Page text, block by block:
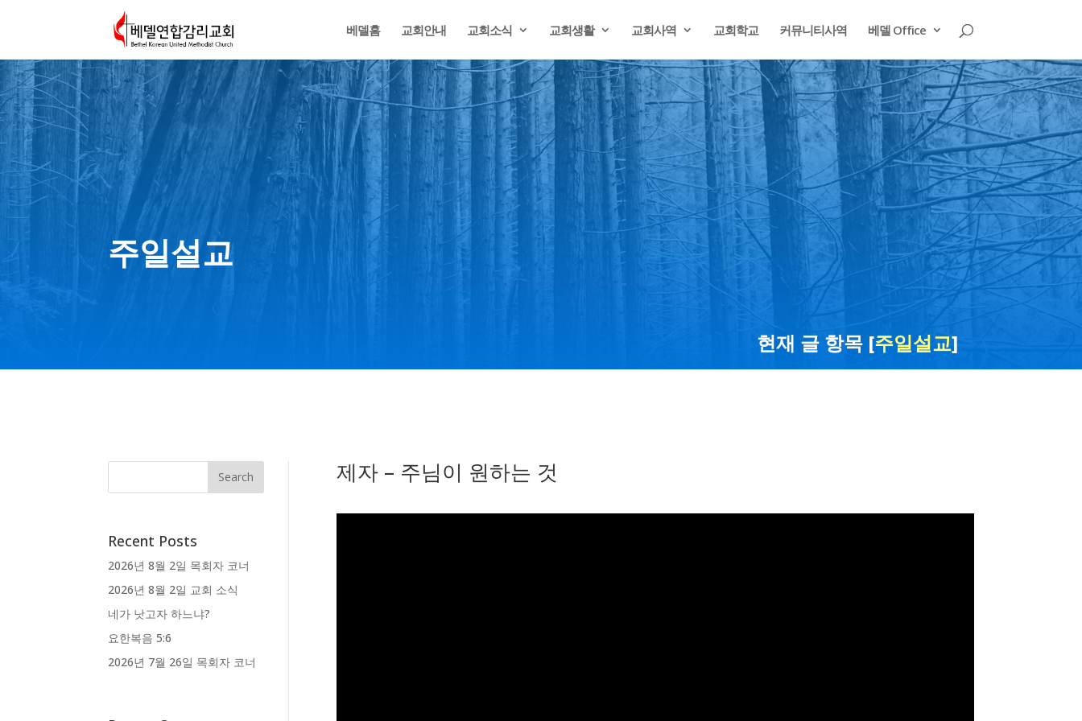
베델홈 교회안내 교회소식 교회생활 교회사역 교회학교 커뮤니티사역 베델 Office
주일설교
현재 글 항목 [주일설교]
Recent Posts
2026년 8월 2일 목회자 코너
2026년 8월 2일 교회 소식
네가 낫고자 하느냐?
요한복음 5:6
2026년 7월 26일 목회자 코너
제자 – 주님이 원하는 것